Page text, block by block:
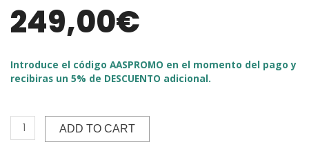
249,00€
Introduce el código AASPROMO en el momento del pago y
recibiras un 5% de DESCUENTO adicional.
ADD TO CART